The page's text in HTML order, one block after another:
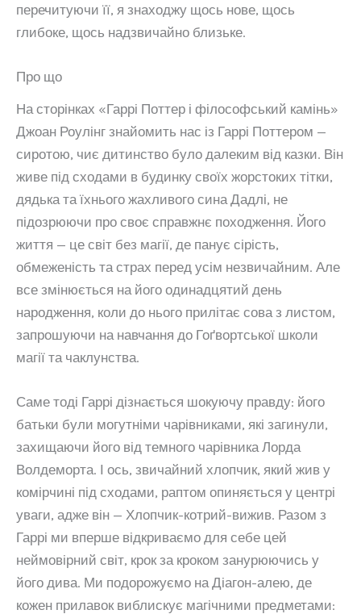
перечитуючи її, я знаходжу щось нове, щось
глибоке, щось надзвичайно близьке.
Про що
На сторінках «Гаррі Поттер і філософський камінь»
Джоан Роулінг знайомить нас із Гаррі Поттером —
сиротою, чиє дитинство було далеким від казки. Він
живе під сходами в будинку своїх жорстоких тітки,
дядька та їхнього жахливого сина Дадлі, не
підозрюючи про своє справжнє походження. Його
життя — це світ без магії, де панує сірість,
обмеженість та страх перед усім незвичайним. Але
все змінюється на його одинадцятий день
народження, коли до нього прилітає сова з листом,
запрошуючи на навчання до Гоґвортської школи
магії та чаклунства.
Саме тоді Гаррі дізнається шокуючу правду: його
батьки були могутніми чарівниками, які загинули,
захищаючи його від темного чарівника Лорда
Волдеморта. І ось, звичайний хлопчик, який жив у
комірчині під сходами, раптом опиняється у центрі
уваги, адже він — Хлопчик-котрий-вижив. Разом з
Гаррі ми вперше відкриваємо для себе цей
неймовірний світ, крок за кроком занурюючись у
його дива. Ми подорожуємо на Діагон-алею, де
кожен прилавок виблискує магічними предметами: